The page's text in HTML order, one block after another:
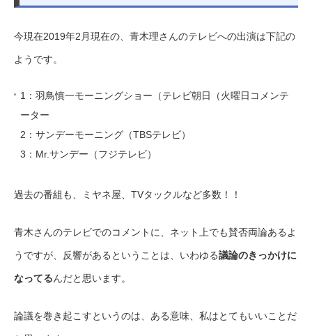
今現在2019年2月現在の、青木理さんのテレビへの出演は下記の
ようです。
1：羽鳥慎一モーニングショー（テレビ朝日（火曜日コメンテ
ーター
2：サンデーモーニング（TBSテレビ）
3：Mr.サンデー（フジテレビ）
過去の番組も、ミヤネ屋、TVタックルなど多数！！
青木さんのテレビでのコメントに、ネット上でも賛否両論あるよ
うですが、反響があるということは、いわゆる議論のきっかけに
なってるんだと思います。
論議を巻き起こすというのは、ある意味、私はとてもいいことだ